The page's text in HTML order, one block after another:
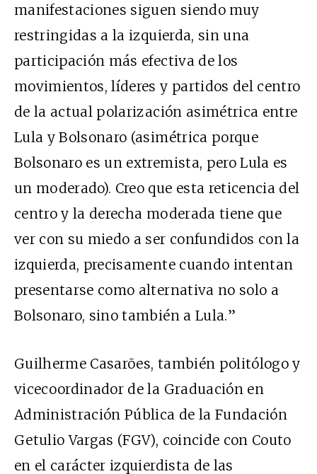
manifestaciones siguen siendo muy
restringidas a la izquierda, sin una
participación más efectiva de los
movimientos, líderes y partidos del centro
de la actual polarización asimétrica entre
Lula y Bolsonaro (asimétrica porque
Bolsonaro es un extremista, pero Lula es
un moderado). Creo que esta reticencia del
centro y la derecha moderada tiene que
ver con su miedo a ser confundidos con la
izquierda, precisamente cuando intentan
presentarse como alternativa no solo a
Bolsonaro, sino también a Lula.”
Guilherme Casarões, también politólogo y
vicecoordinador de la Graduación en
Administración Pública de la Fundación
Getulio Vargas (FGV), coincide con Couto
en el carácter izquierdista de las